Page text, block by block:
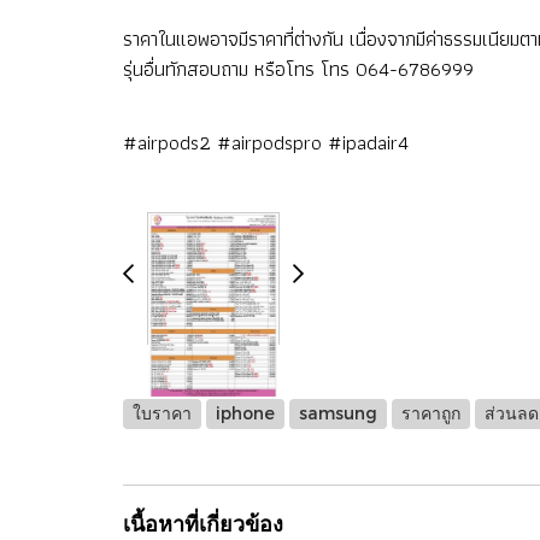
ราคาในแอพอาจมีราคาที่ต่างกัน เนื่องจากมีค่าธรรมเนียมต
รุ่นอื่นทักสอบถาม หรือโทร โทร 064-6786999
#airpods2 #airpodspro #ipadair4
ใบราคา iphone samsung ราคาถูก ส่วนลด
เนื้อหาที่เกี่ยวข้อง